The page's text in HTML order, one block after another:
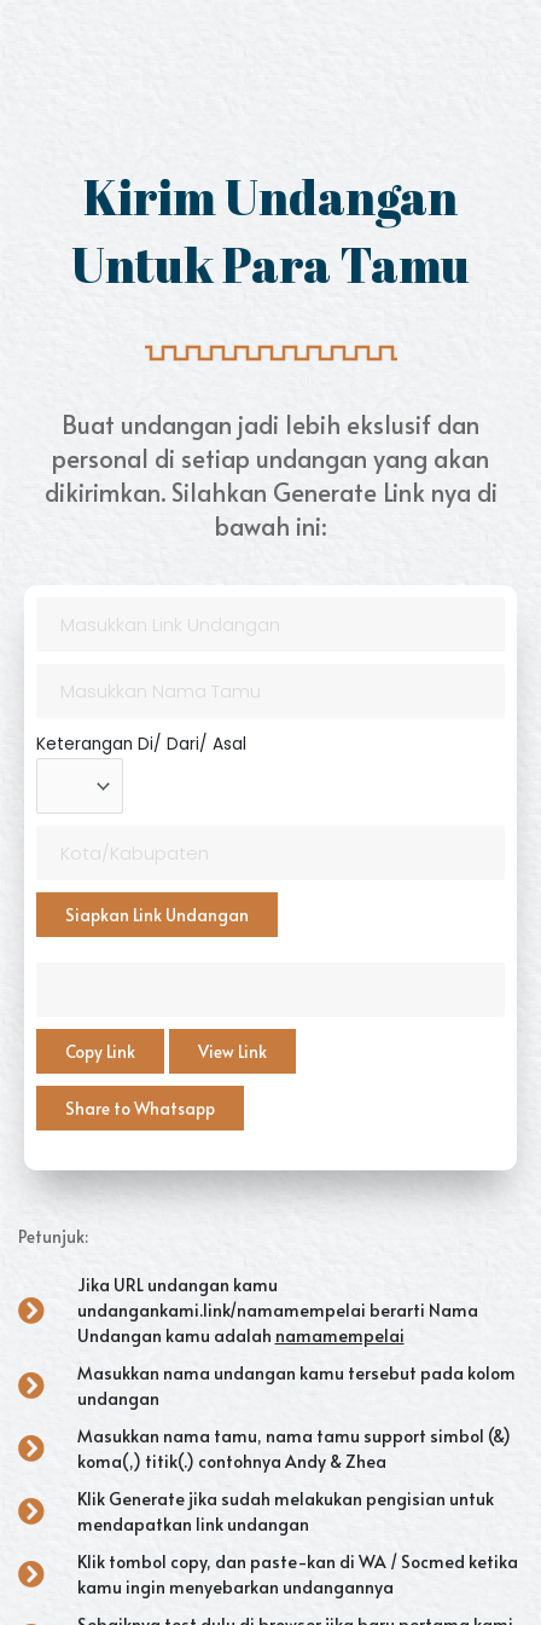
Kirim Undangan
Untuk Para Tamu
Buat undangan jadi lebih ekslusif dan
personal di setiap undangan yang akan
dikirimkan. Silahkan Generate Link nya di
bawah ini:
Keterangan Di/ Dari/ Asal
Siapkan Link Undangan
Copy Link View Link
Share to Whatsapp
Petunjuk:
Jika URL undangan kamu
undangankami.link/namamempelai berarti Nama
Undangan kamu adalah namamempelai
Masukkan nama undangan kamu tersebut pada kolom
undangan
Masukkan nama tamu, nama tamu support simbol (&)
koma(,) titik(.) contohnya Andy & Zhea
Klik Generate jika sudah melakukan pengisian untuk
mendapatkan link undangan
Klik tombol copy, dan paste-kan di WA / Socmed ketika
kamu ingin menyebarkan undangannya